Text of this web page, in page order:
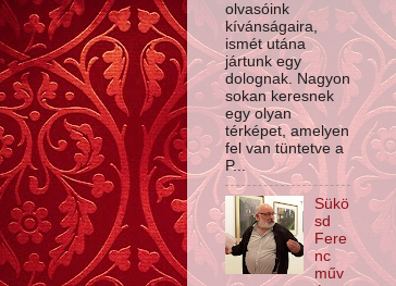
olvasóink
kívánságaira,
ismét utána
jártunk egy
dolognak. Nagyon
sokan keresnek
egy olyan
térképet, amelyen
fel van tüntetve a
P...
Sükö
sd
Fere
nc
műv